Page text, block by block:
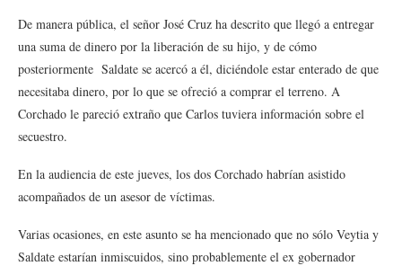
De manera pública, el señor José Cruz ha descrito que llegó a entregar
una suma de dinero por la liberación de su hijo, y de cómo
posteriormente Saldate se acercó a él, diciéndole estar enterado de que
necesitaba dinero, por lo que se ofreció a comprar el terreno. A
Corchado le pareció extraño que Carlos tuviera información sobre el
secuestro.
En la audiencia de este jueves, los dos Corchado habrían asistido
acompañados de un asesor de víctimas.
Varias ocasiones, en este asunto se ha mencionado que no sólo Veytia y
Saldate estarían inmiscuidos, sino probablemente el ex gobernador